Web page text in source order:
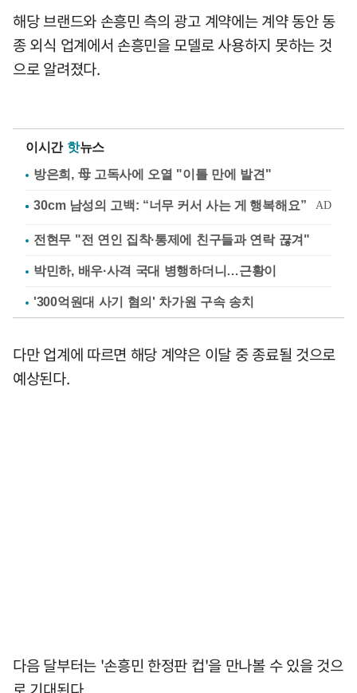
해당 브랜드와 손흥민 측의 광고 계약에는 계약 동안 동
종 외식 업계에서 손흥민을 모델로 사용하지 못하는 것
으로 알려졌다.
이시간 핫뉴스
방은희, 母 고독사에 오열 "이틀 만에 발견"
전현무 "전 연인 집착·통제에 친구들과 연락 끊겨"
박민하, 배우·사격 국대 병행하더니…근황이
'300억원대 사기 혐의' 차가원 구속 송치
다만 업계에 따르면 해당 계약은 이달 중 종료될 것으로
예상된다.
다음 달부터는 '손흥민 한정판 컵'을 만나볼 수 있을 것으